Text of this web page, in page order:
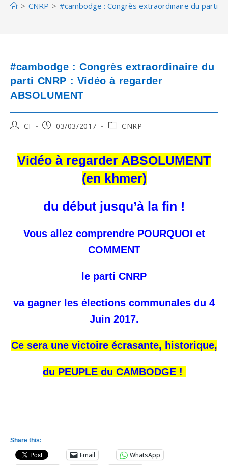
> CNRP > #cambodge : Congrès extraordinaire du parti
#cambodge : Congrès extraordinaire du
parti CNRP : Vidéo à regarder
ABSOLUMENT
PostCI
Post03/03/2017
PostCNRP
Vidéo à regarder ABSOLUMENT
(en khmer)
du début jusqu’à la fin !
Vous allez comprendre POURQUOI et
COMMENT
le parti CNRP
va gagner les élections communales du 4
Juin 2017.
Ce sera une victoire écrasante, historique,
du PEUPLE du CAMBODGE !
Share this:
Email
WhatsApp